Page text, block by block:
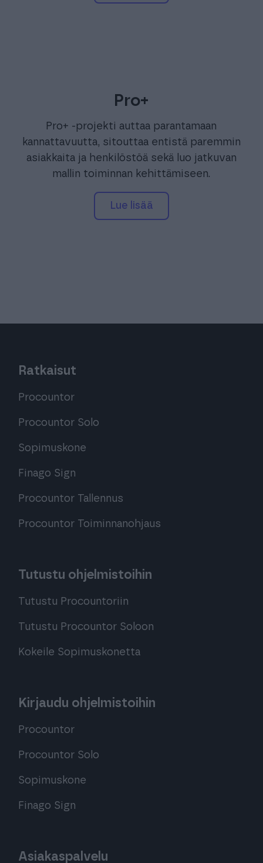
Pro+
Pro+ -projekti auttaa parantamaan
kannattavuutta, sitouttaa entistä paremmin
asiakkaita ja henkilöstöä sekä luo jatkuvan
mallin toiminnan kehittämiseen.
Lue lisää
Ratkaisut
Procountor
Procountor Solo
Sopimuskone
Finago Sign
Procountor Tallennus
Procountor Toiminnanohjaus
Tutustu ohjelmistoihin
Tutustu Procountoriin
Tutustu Procountor Soloon
Kokeile Sopimuskonetta
Kirjaudu ohjelmistoihin
Procountor
Procountor Solo
Sopimuskone
Finago Sign
Asiakaspalvelu